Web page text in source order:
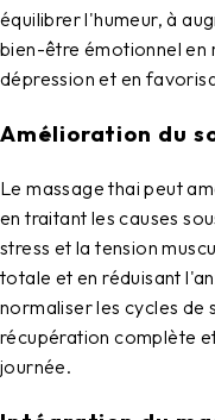
équilibrer l'humeur, à
bien-être émotionnel en
dépression et en
Amélioration du
Le massage thai peut
en traitant les causes
stress et la tension
totale et en réduisant
normaliser les cycles de
récupération complète
journée.